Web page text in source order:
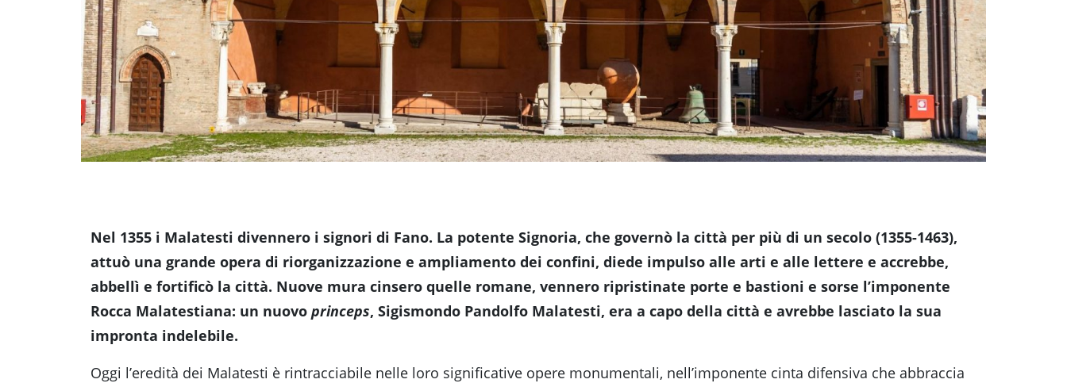
Accessibili
Nel 1355 i Malatesti divennero i signori di Fano. La potente Signoria, che governò la città per più di un secolo (1355-1463),
attuò una grande opera di riorganizzazione e ampliamento dei confini, diede impulso alle arti e alle lettere e accrebbe,
abbellì e fortificò la città. Nuove mura cinsero quelle romane, vennero ripristinate porte e bastioni e sorse l’imponente
Rocca Malatestiana: un nuovo princeps, Sigismondo Pandolfo Malatesti, era a capo della città e avrebbe lasciato la sua
impronta indelebile.
Oggi l’eredità dei Malatesti è rintracciabile nelle loro significative opere monumentali, nell’imponente cinta difensiva che abbraccia